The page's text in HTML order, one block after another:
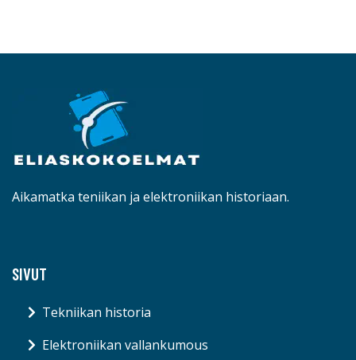
Aikamatka teniikan ja elektroniikan historiaan.
SIVUT
Tekniikan historia
Elektroniikan vallankumous